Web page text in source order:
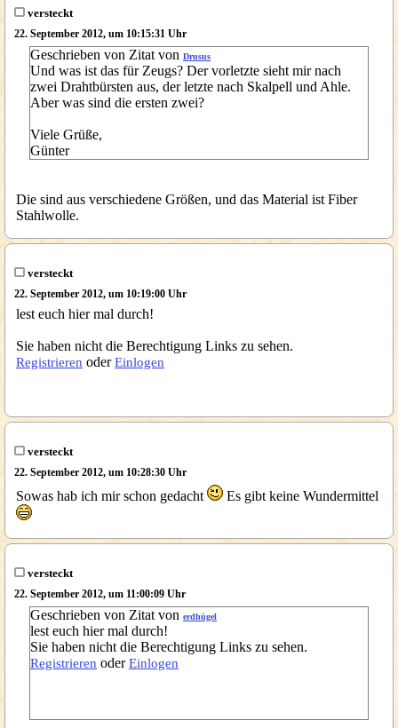
versteckt
22. September 2012, um 10:15:31 Uhr
Geschrieben von Zitat von Drusus
Und was ist das für Zeugs? Der vorletzte sieht mir nach
zwei Drahtbürsten aus, der letzte nach Skalpell und Ahle.
Aber was sind die ersten zwei?
Viele Grüße,
Günter
Die sind aus verschiedene Größen, und das Material ist Fiber
Stahlwolle.
versteckt
22. September 2012, um 10:19:00 Uhr
lest euch hier mal durch!
Sie haben nicht die Berechtigung Links zu sehen.
Registrieren oderEinlogen
versteckt
22. September 2012, um 10:28:30 Uhr
Sowas hab ich mir schon gedacht Es gibt keine Wundermittel
versteckt
22. September 2012, um 11:00:09 Uhr
Geschrieben von Zitat von erdhügel
lest euch hier mal durch!
Sie haben nicht die Berechtigung Links zu sehen.
Registrieren oderEinlogen